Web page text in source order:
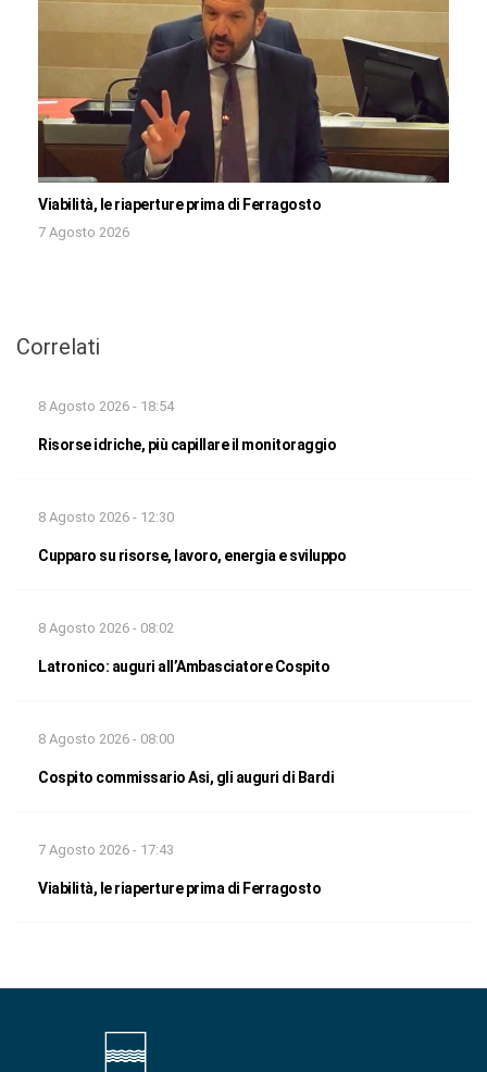
Viabilità, le riaperture prima di Ferragosto
7 Agosto 2026
Correlati
8 Agosto 2026 - 18:54
Risorse idriche, più capillare il monitoraggio
8 Agosto 2026 - 12:30
Cupparo su risorse, lavoro, energia e sviluppo
8 Agosto 2026 - 08:02
Latronico: auguri all’Ambasciatore Cospito
8 Agosto 2026 - 08:00
Cospito commissario Asi, gli auguri di Bardi
7 Agosto 2026 - 17:43
Viabilità, le riaperture prima di Ferragosto